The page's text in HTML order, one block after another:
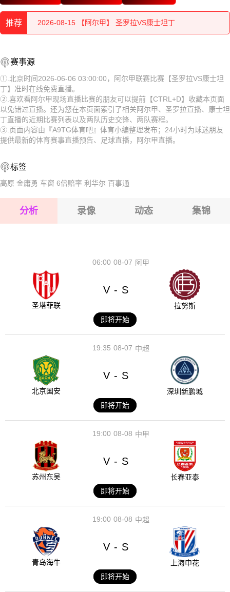
推荐 2026-08-15 【阿尔甲】 圣罗拉VS康士坦丁
2026-08-15 【阿尔甲】 圣罗拉VS康士坦丁
2026-08-15 【阿尔甲】 圣罗拉VS康士坦丁
2026-08-15 【阿尔甲】 圣罗拉VS康士坦丁
2026-08-15 【阿尔甲】 圣罗拉VS康士坦丁
2026-08-15 【阿尔甲】 圣罗拉VS康士坦丁
2026-08-15 【阿尔甲】 圣罗拉VS康士坦丁
2026-08-15 【阿尔甲】 圣罗拉VS康士坦丁
赛事源
①.北京时间2026-06-06 03:00:00，阿尔甲联赛比赛【圣罗拉VS康士坦
丁】准时在线免费直播。
②.喜欢看阿尔甲现场直播比赛的朋友可以提前【CTRL+D】收藏本页面
以免错过直播。还为您在本页面索引了相关阿尔甲、圣罗拉直播、康士坦
丁直播的近期比赛列表以及两队历史交锋、两队赛程。
③.页面内容由『A9TG体育吧』体育小编整理发布；24小时为球迷朋友
提供最新的体育赛事直播预告、足球直播，阿尔甲直播。
标签
高原 金庸勇 车窗 6倍赔率 利华尔 百事通
分析 录像 动态 集锦
08-07
06:00 阿甲
圣塔菲联
V - S
拉努斯
即将开始
08-07
19:35 中超
北京国安
V - S
深圳新鹏城
即将开始
08-08
19:00 中甲
苏州东吴
V - S
长春亚泰
即将开始
08-08
19:00 中超
青岛海牛
V - S
上海申花
即将开始